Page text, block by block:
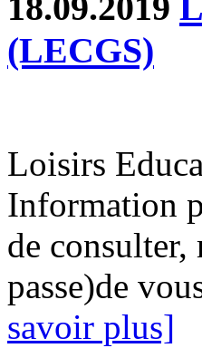
(LECGS)
Loisirs
Information
de
passe)de
savoir plus]